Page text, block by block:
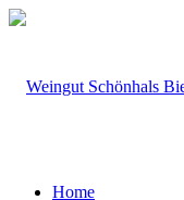
Home